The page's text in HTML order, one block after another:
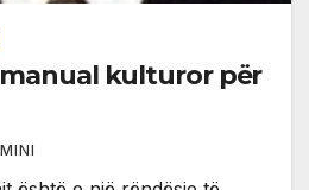
manual kulturor për